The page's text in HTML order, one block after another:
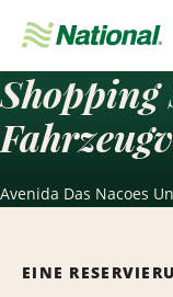
überspringen
Avenida Das Nacoes
EINE